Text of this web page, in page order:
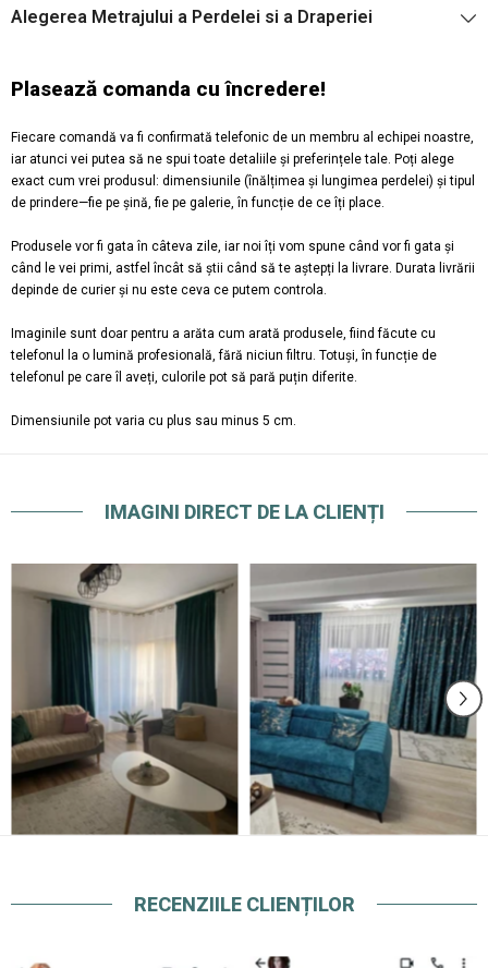
Alegerea Metrajului a Perdelei si a Draperiei
Plasează comanda cu încredere!
Fiecare comandă va fi confirmată telefonic de un membru al echipei noastre,
iar atunci vei putea să ne spui toate detaliile și preferințele tale. Poți alege
exact cum vrei produsul: dimensiunile (înălțimea și lungimea perdelei) și tipul
de prindere—fie pe șină, fie pe galerie, în funcție de ce îți place.
Produsele vor fi gata în câteva zile, iar noi îți vom spune când vor fi gata și
când le vei primi, astfel încât să știi când să te aștepți la livrare. Durata livrării
depinde de curier și nu este ceva ce putem controla.
Imaginile sunt doar pentru a arăta cum arată produsele, fiind făcute cu
telefonul la o lumină profesională, fără niciun filtru. Totuși, în funcție de
telefonul pe care îl aveți, culorile pot să pară puțin diferite.
Dimensiunile pot varia cu plus sau minus 5 cm.
IMAGINI DIRECT DE LA CLIENȚI
RECENZIILE CLIENȚILOR